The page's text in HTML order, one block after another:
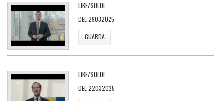
LIKE/SOLDI
DEL 29032025
GUARDA
LIKE/SOLDI
DEL 22032025